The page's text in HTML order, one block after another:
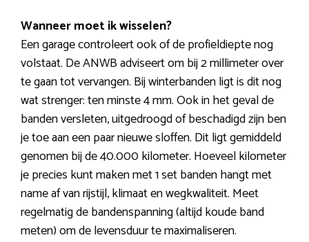
Wanneer moet ik wisselen?
Een garage controleert ook of de profieldiepte nog
volstaat. De ANWB adviseert om bij 2 millimeter over
te gaan tot vervangen. Bij winterbanden ligt is dit nog
wat strenger: ten minste 4 mm. Ook in het geval de
banden versleten, uitgedroogd of beschadigd zijn ben
je toe aan een paar nieuwe sloffen. Dit ligt gemiddeld
genomen bij de 40.000 kilometer. Hoeveel kilometer
je precies kunt maken met 1 set banden hangt met
name af van rijstijl, klimaat en wegkwaliteit. Meet
regelmatig de bandenspanning (altijd koude band
meten) om de levensduur te maximaliseren.